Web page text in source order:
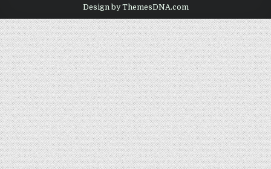
Design by ThemesDNA.com